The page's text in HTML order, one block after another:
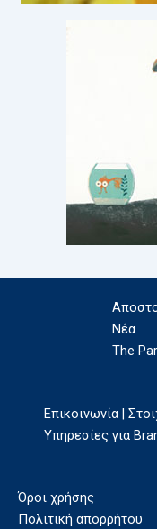
Νέα
The
Επικοινωνία |
Υπηρεσίες για
Όροι χρήσης
Πολιτική απορρήτου